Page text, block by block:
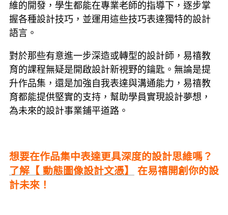
維的開發，學生都能在專業老師的指導下，逐步掌
握各種設計技巧，並運用這些技巧表達獨特的設計
語言。
對於那些有意進一步深造或轉型的設計師，易禧教
育的課程無疑是開啟設計新視野的鑰匙。無論是提
升作品集，還是加強自我表達與溝通能力，易禧教
育都能提供堅實的支持，幫助學員實現設計夢想，
為未來的設計事業鋪平道路。
想要在作品集中表達更具深度的設計思維嗎？
了解【 動態圖像設計文憑】
在易禧開創你的設
計未來！